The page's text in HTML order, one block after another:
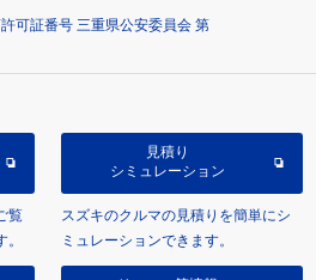
可証番号 三重県公安委員会 第
覧
見積り
シミュレーション
スズキのクルマの見積りを簡単にシ
ミュレーションできます。